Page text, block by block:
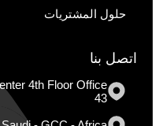
حلول المشتريات
اتصل بنا
4th Floor Office
43